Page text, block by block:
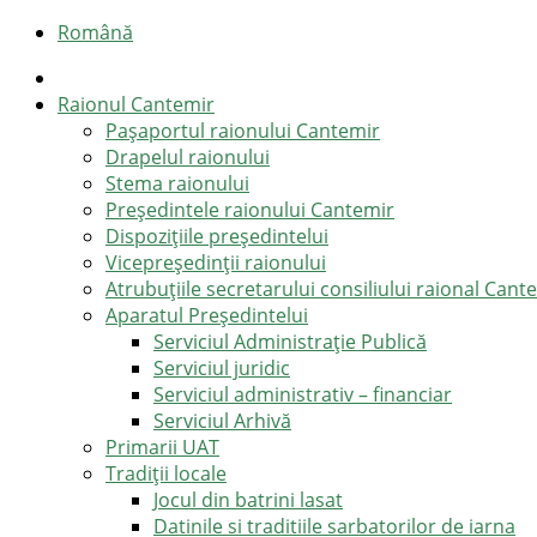
Română
Raionul Cantemir
Pașaportul raionului Cantemir
Drapelul raionului
Stema raionului
Preşedintele raionului Cantemir
Dispozițiile președintelui
Vicepreşedinţii raionului
Atrubuțiile secretarului consiliului raional
Aparatul Preşedintelui
Serviciul Administraţie Publică
Serviciul juridic
Serviciul administrativ – financiar
Serviciul Arhivă
Primarii UAT
Tradiții locale
Jocul din batrini lasat
Datinile si traditiile sarbatorilor de iarna